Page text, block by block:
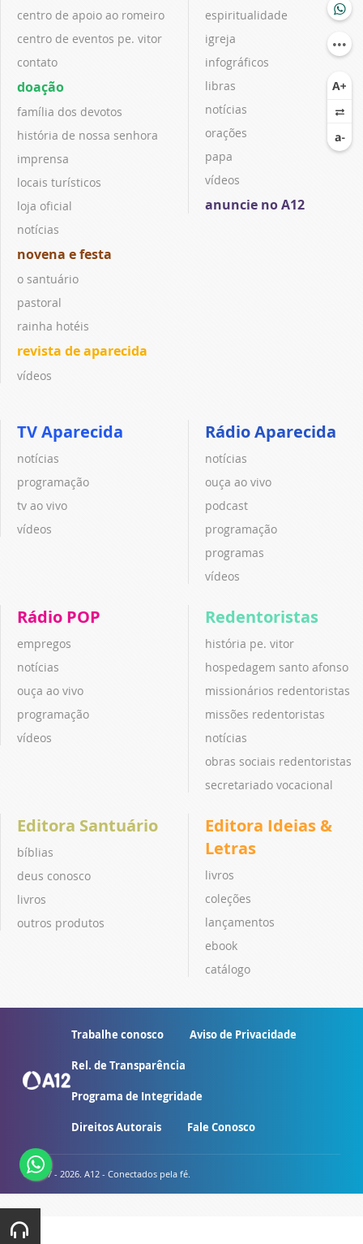
centro de apoio ao romeiro
centro de eventos pe. vitor
contato
doação
família dos devotos
história de nossa senhora
imprensa
locais turísticos
loja oficial
notícias
novena e festa
o santuário
pastoral
rainha hotéis
revista de aparecida
vídeos
espiritualidade
igreja
infográficos
libras
notícias
orações
papa
vídeos
anuncie no A12
TV Aparecida
notícias
programação
tv ao vivo
vídeos
Rádio Aparecida
notícias
ouça ao vivo
podcast
programação
programas
vídeos
Rádio POP
empregos
notícias
ouça ao vivo
programação
vídeos
Redentoristas
história pe. vitor
hospedagem santo afonso
missionários redentoristas
missões redentoristas
notícias
obras sociais redentoristas
secretariado vocacional
Editora Santuário
bíblias
deus conosco
livros
outros produtos
Editora Ideias &
Letras
livros
coleções
lançamentos
ebook
catálogo
Trabalhe conosco Aviso de Privacidade
Rel. de Transparência
Programa de Integridade
Direitos Autorais Fale Conosco
© 2007 - 2026. A12 - Conectados pela fé.